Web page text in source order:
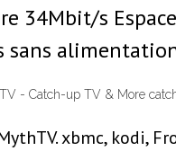
34Mbit/s
sans
- Catch-up TV & More
xbmc, kodi,